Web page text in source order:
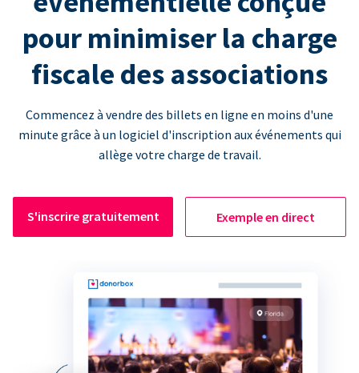
pour minimiser la charge
fiscale des associations
Commencez à vendre des billets en ligne en moins d'une
minute grâce à un logiciel d'inscription aux événements qui
allège votre charge de travail.
S'inscrire gratuitement Exemple en direct